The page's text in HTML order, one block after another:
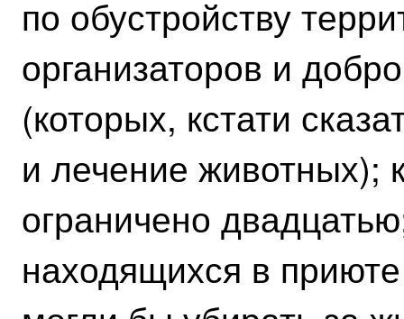
по обустройству
организаторов и
(которых, кстати
и лечение животных);
ограничено
находящихся в